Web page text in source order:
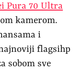
Pura 70 Ultra
kamerom.
i
flagsihp
sobom sve